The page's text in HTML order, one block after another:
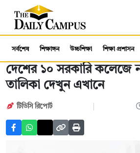
সর্বশেষ শিক্ষাঙ্গন উচ্চশিক্ষা শিক্ষা প্রশাসন
দেশের ১০ সরকারি কলেজে
তালিকা দেখুন এখানে
টিডিসি রিপোর্ট